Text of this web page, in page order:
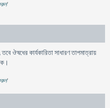
'
ঔষধের কার্যকারিতা সাধারণ তাপমাত্রায়
'